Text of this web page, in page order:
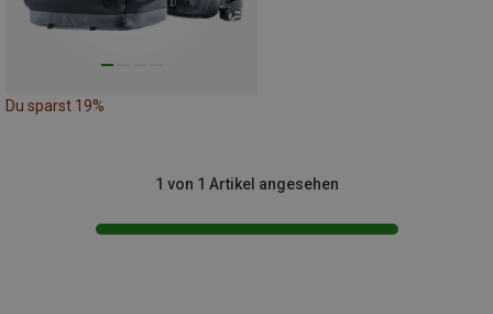
Du sparst 19%
1 von 1 Artikel angesehen